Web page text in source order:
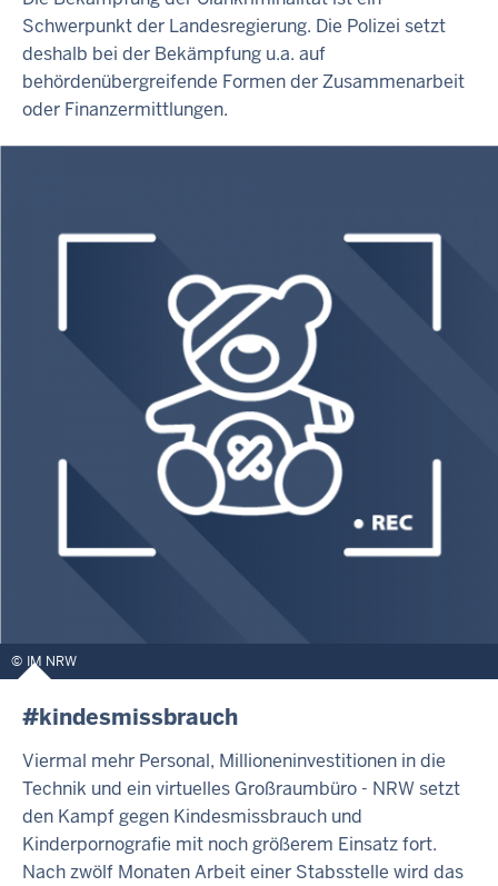
Schwerpunkt der Landesregierung. Die Polizei setzt
deshalb bei der Bekämpfung u.a. auf
behördenübergreifende Formen der Zusammenarbeit
oder Finanzermittlungen.
IM NRW
#kindesmissbrauch
Viermal mehr Personal, Millioneninvestitionen in die
Technik und ein virtuelles Großraumbüro - NRW setzt
den Kampf gegen Kindesmissbrauch und
Kinderpornografie mit noch größerem Einsatz fort.
Nach zwölf Monaten Arbeit einer Stabsstelle wird das